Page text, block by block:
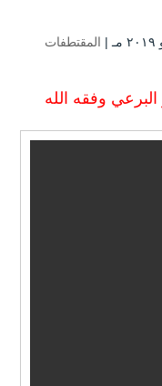
المقتطفات
وفقه الله